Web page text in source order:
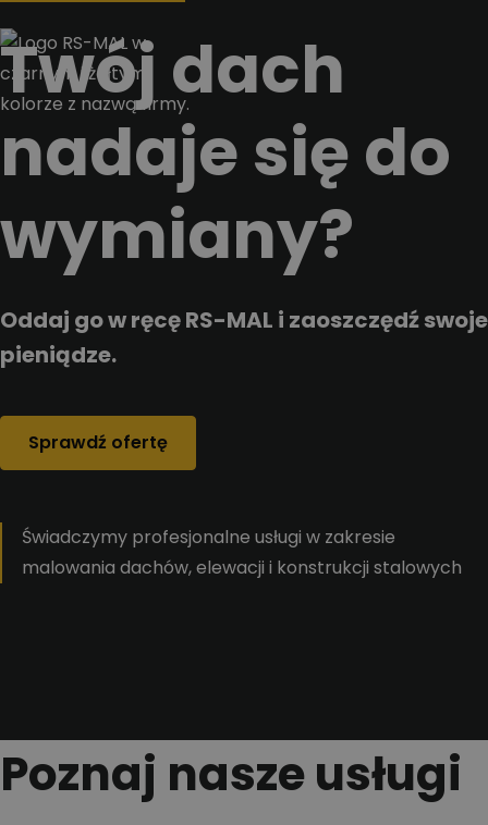
Twój dach
nadaje się do
wymiany?
Oddaj go w ręcę RS-MAL i zaoszczędź swoje
pieniądze.
Sprawdź ofertę
Świadczymy profesjonalne usługi w zakresie
malowania dachów, elewacji i konstrukcji stalowych
Poznaj nasze usługi